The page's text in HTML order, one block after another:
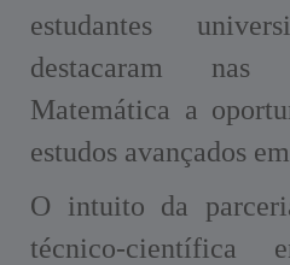
estudantes
destacaram nas
Matemática a
estudos avançados
O intuito da
técnico-científica